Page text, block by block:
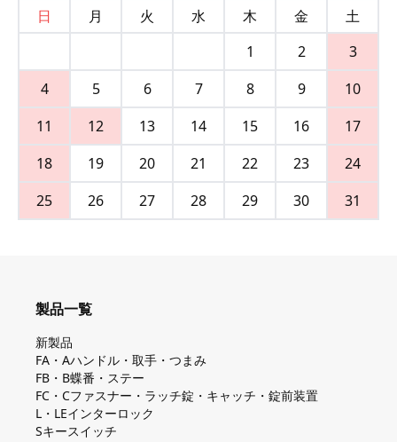
日
月 火 水 木 金
土
1
2
3
4
5 6 7 8 9
10
11
12 13 14 15 16
17
18
19 20 21 22 23
24
25
26 27 28 29 30 31
製品一覧
新製品
FA・Aハンドル・取手・つまみ
FB・B蝶番・ステー
FC・Cファスナー・ラッチ錠・キャッチ・錠前装置
L・LEインターロック
Sキースイッチ